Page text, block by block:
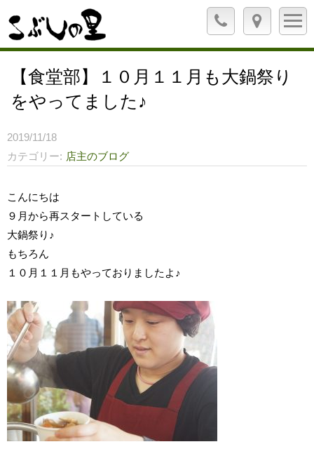
【食堂部】１０月１１月も大鍋祭り
をやってました♪
2019/11/18
カテゴリー
店主のブログ
こんにちは
９月から再スタートしている
大鍋祭り♪
もちろん
１０月１１月もやっておりましたよ♪